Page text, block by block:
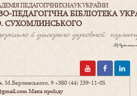
ПЕДАГОГІЧНИХ НАУК УКРАЇНИ
ПЕДАГОГІЧНА БІБЛІОТЕКА
СУХОМЛИНСЬКОГО
М.Берлинського, 9+380 (44) 239-11-05
Мапа проїзду